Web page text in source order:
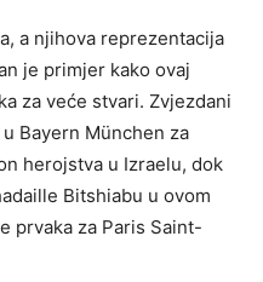
a njihova reprezentacija
je primjer kako ovaj
za veće stvari. Zvjezdani
Bayern München za
herojstva u Izraelu, dok
Bitshiabu u ovom
prvaka za Paris Saint-